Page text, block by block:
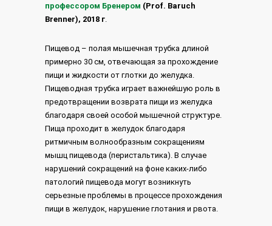
профессором Бренером (Prof. Baruch
Brenner), 2018 г.
Пищевод – полая мышечная трубка длиной
примерно 30 см, отвечающая за прохождение
пищи и жидкости от глотки до желудка.
Пищеводная трубка играет важнейшую роль в
предотвращении возврата пищи из желудка
благодаря своей особой мышечной структуре.
Пища проходит в желудок благодаря
ритмичным волнообразным сокращениям
мышц пищевода (перистальтика). В случае
нарушений сокращений на фоне каких-либо
патологий пищевода могут возникнуть
серьезные проблемы в процессе прохождения
пищи в желудок, нарушение глотания и рвота.